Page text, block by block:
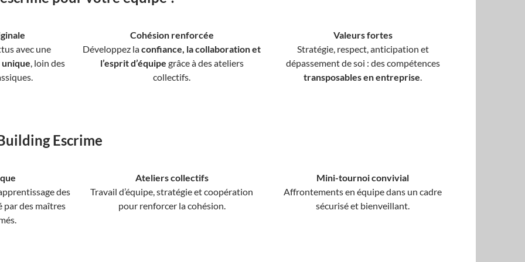
avec une
, loin des
Cohésion renforcée
Développez laconfiance, la collaboration et
l’esprit d’équipe grâce à des ateliers
collectifs.
Valeurs fortes
Stratégie, respect, anticipation et
dépassement de soi : des compétences
transposables en entreprise.
Escrime
des
par des maîtres
Ateliers collectifs
Travail d’équipe, stratégie et coopération
pour renforcer la cohésion.
Mini-tournoi convivial
Affrontements en équipe dans un cadre
sécurisé et bienveillant.